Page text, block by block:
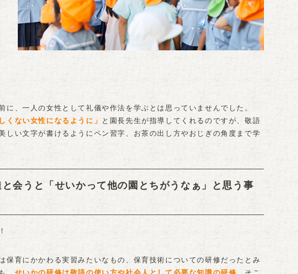
に、一人の女性として礼儀や作法を学ぶとは思っていませんでした。
くない女性になるように」 と園長先生が指導してくれるのですが、敬語
しい文字が書けるようにペン習字、お茶の出し方やおじぎの角度まで学
会うと「せいかって他の園とちがうなぁ」と思う事
保育にかかわる実習みたいなもの、保育技術についての研修だったとみ